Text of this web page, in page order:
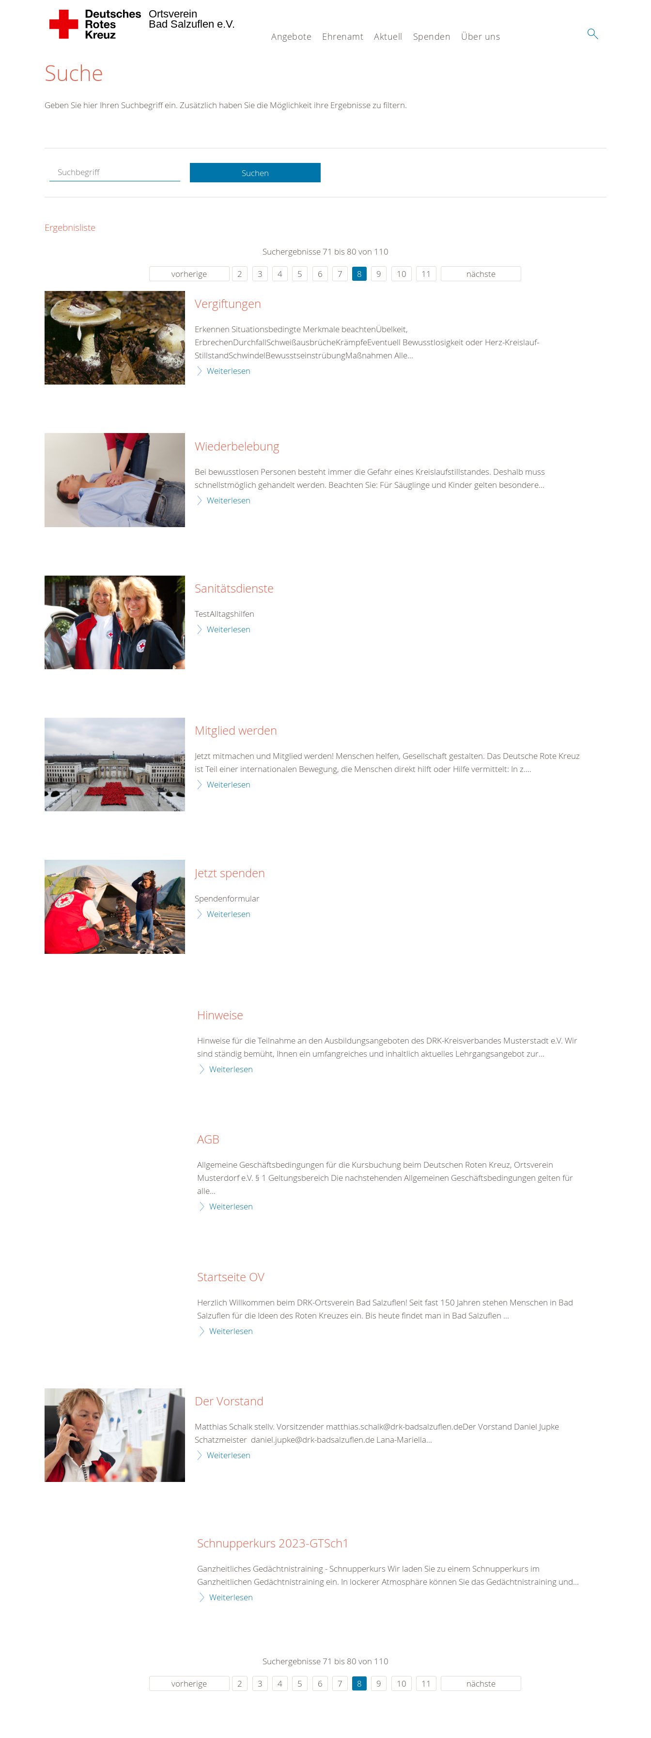
Angebote Ehrenamt Aktuell Spenden Über uns
Ortsverein
Bad Salzuflen e.V.
Suche
Hotline.
gerne.
rund um die Uhr
Geben Sie hier Ihren Suchbegriff ein. Zusätzlich haben Sie die Möglichkeit ihre Ergebnisse zu filtern.
Suchen
Ergebnisliste
Suchergebnisse 71 bis 80 von 110
vorherige
2 3 4 5 6 7 8 9 10 11 nächste
Vergiftungen
Erkennen Situationsbedingte Merkmale beachtenÜbelkeit,
ErbrechenDurchfallSchweißausbrücheKrämpfeEventuell Bewusstlosigkeit oder Herz-Kreislauf-
StillstandSchwindelBewusstseinstrübungMaßnahmen Alle...
Weiterlesen
Wiederbelebung
Bei bewusstlosen Personen besteht immer die Gefahr eines Kreislaufstillstandes. Deshalb muss
schnellstmöglich gehandelt werden. Beachten Sie: Für Säuglinge und Kinder gelten besondere...
Weiterlesen
Sanitätsdienste
TestAlltagshilfen
Weiterlesen
Mitglied werden
Jetzt mitmachen und Mitglied werden! Menschen helfen, Gesellschaft gestalten. Das Deutsche Rote Kreuz
ist Teil einer internationalen Bewegung, die Menschen direkt hilft oder Hilfe vermittelt: In z....
Weiterlesen
Jetzt spenden
Spendenformular
Weiterlesen
Hinweise
Hinweise für die Teilnahme an den Ausbildungsangeboten des DRK-Kreisverbandes Musterstadt e.V. Wir
sind ständig bemüht, Ihnen ein umfangreiches und inhaltlich aktuelles Lehrgangsangebot zur...
Weiterlesen
AGB
Allgemeine Geschäftsbedingungen für die Kursbuchung beim Deutschen Roten Kreuz, Ortsverein
Musterdorf e.V. § 1 Geltungsbereich Die nachstehenden Allgemeinen Geschäftsbedingungen gelten für
alle...
Weiterlesen
Startseite OV
Herzlich Willkommen beim DRK-Ortsverein Bad Salzuflen! Seit fast 150 Jahren stehen Menschen in Bad
Salzuflen für die Ideen des Roten Kreuzes ein. Bis heute findet man in Bad Salzuflen ...
Weiterlesen
Der Vorstand
Matthias Schalk stellv. Vorsitzender matthias.schalk@drk-badsalzuflen.deDer Vorstand Daniel Jupke
Schatzmeister daniel.jupke@drk-badsalzuflen.de Lana-Mariella...
Weiterlesen
Schnupperkurs 2023-GTSch1
Ganzheitliches Gedächtnistraining - Schnupperkurs Wir laden Sie zu einem Schnupperkurs im
Ganzheitlichen Gedächtnistraining ein. In lockerer Atmosphäre können Sie das Gedächtnistraining und...
Weiterlesen
Suchergebnisse 71 bis 80 von 110
vorherige
2 3 4 5 6 7 8 9 10 11 nächste